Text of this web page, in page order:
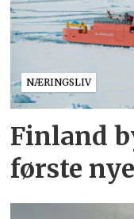
NÆRINGSLIV
Finland
første